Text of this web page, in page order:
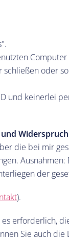
oder
und keinerlei
Widerspruch
die bei mir
der
).
erforderlich,
Sie auch